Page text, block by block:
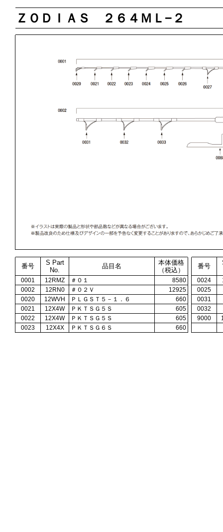
ＺＯＤＩＡＳ ２６４ＭＬ−２
番号
S Part
No.
品目名
本体価格
（税込）
番号
0001 12RMZ ＃０１ 8580 0024
0002
12RN0 ＃０２Ｖ 12925 0025
0020
12WVH ＰＬＧＳＴ５－１．６ 660 0031
0021
12X4W ＰＫＴＳＧ５Ｓ 605 0032
0022
12X4W ＰＫＴＳＧ５Ｓ 605 9000
0023
12X4X ＰＫＴＳＧ６Ｓ 660